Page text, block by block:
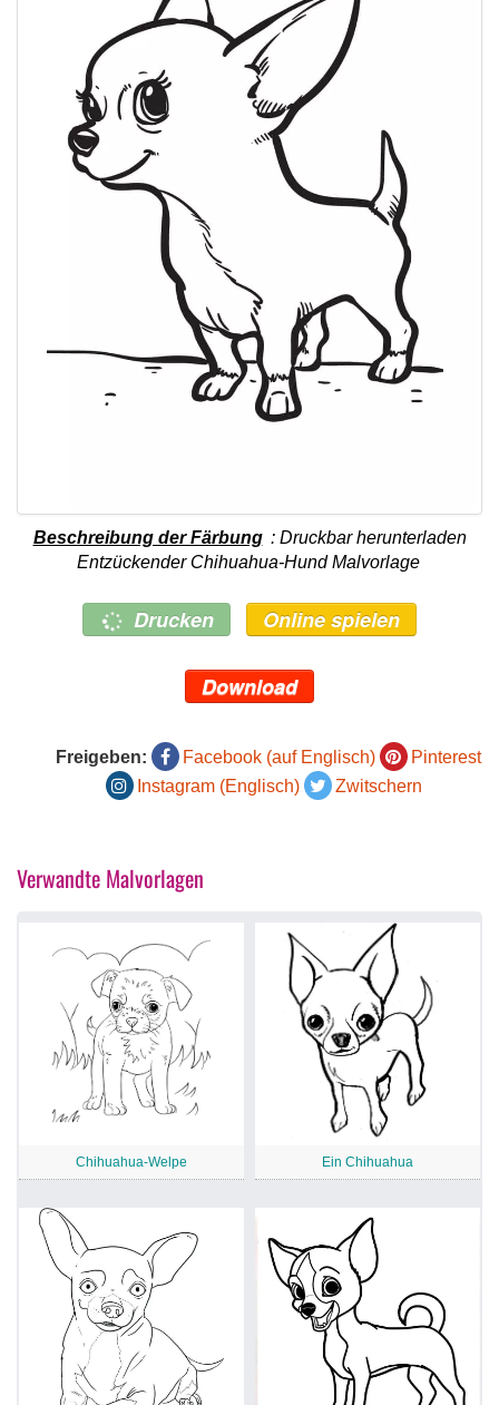
Beschreibung der Färbung : Druckbar herunterladen
Entzückender Chihuahua-Hund Malvorlage
Drucken Online spielen
Download
Freigeben: Facebook (auf Englisch)
Pinterest
Instagram (Englisch)
Zwitschern
Verwandte Malvorlagen
Chihuahua-Welpe Ein Chihuahua